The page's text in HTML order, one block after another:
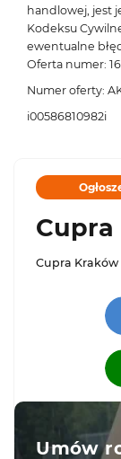
handlowej, jest
Kodeksu
ewentualne
Oferta numer:
Numer oferty:
i00586810982i
Cupra Kraków
Umów